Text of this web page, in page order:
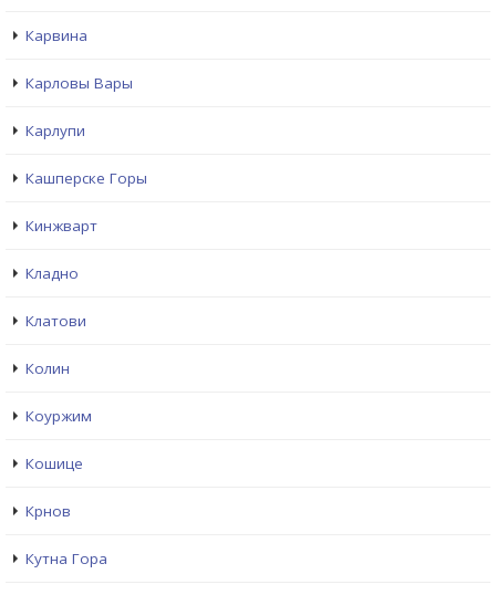
Карвина
Карловы Вары
Карлупи
Кашперске Горы
Кинжварт
Кладно
Клатови
Колин
Коуржим
Кошице
Крнов
Кутна Гора